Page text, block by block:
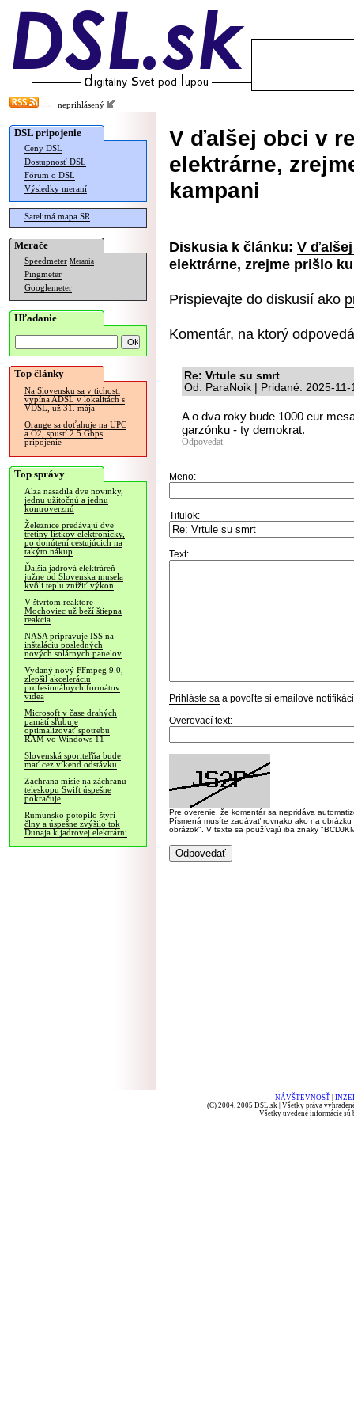
neprihlásený
DSL pripojenie
Ceny DSL
Dostupnosť DSL
Fórum o DSL
Výsledky meraní
Satelitná mapa SR
Merače
Speedmeter Merania
Pingmeter
Googlemeter
Hľadanie
Top články
Na Slovensku sa v tichosti
vypína ADSL v lokalitách s
VDSL, už 31. mája
Orange sa doťahuje na UPC
a O2, spustí 2.5 Gbps
pripojenie
Top správy
Alza nasadila dve novinky,
jednu užitočnú a jednu
kontroverznú
Železnice predávajú dve
tretiny lístkov elektronicky,
po donútení cestujúcich na
takýto nákup
Ďalšia jadrová elektráreň
južne od Slovenska musela
kvôli teplu znížiť výkon
V štvrtom reaktore
Mochoviec už beží štiepna
reakcia
NASA pripravuje ISS na
inštaláciu posledných
nových solárnych panelov
Vydaný nový FFmpeg 9.0,
zlepšil akceleráciu
profesionálnych formátov
videa
Microsoft v čase drahých
pamätí sľubuje
optimalizovať spotrebu
RAM vo Windows 11
Slovenská sporiteľňa bude
mať cez víkend odstávku
Záchrana misie na záchranu
teleskopu Swift úspešne
pokračuje
Rumunsko potopilo štyri
člny a úspešne zvýšilo tok
Dunaja k jadrovej elektrárni
V ďalšej obci v
elektrárne,
kampani
Diskusia k článku: V
elektrárne, zrejme prišlo
Prispievajte do diskusií ako
Komentár, na ktorý
Re: Vrtule su smrt
Od: ParaNoik | Pridané: 2025-
A o dva roky bude 1000 eur
garzónku - ty demokrat.
Odpovedať
Meno:
Titulok:
Text:
Prihláste sa a povoľte si emailové
Overovací text:
Pre overenie, že komentár sa nepridáva
Písmená musíte zadávať rovnako ako na
obrázok". V texte sa používajú iba znaky
NÁVŠTEVNOSŤ
(C) 2004, 2005 DSL.sk | Všetky práva
Všetky uvedené informácie sú